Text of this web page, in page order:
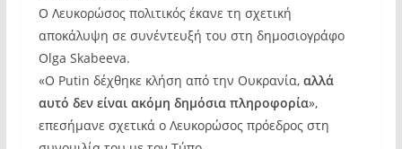
Ο Λευκορώσος πολιτικός έκανε τη σχετική
αποκάλυψη σε συνέντευξή του στη δημοσιογράφο
Olga Skabeeva.
«Ο Putin δέχθηκε κλήση από την Ουκρανία, αλλά
αυτό δεν είναι ακόμη δημόσια πληροφορία»,
επεσήμανε σχετικά ο Λευκορώσος πρόεδρος στη